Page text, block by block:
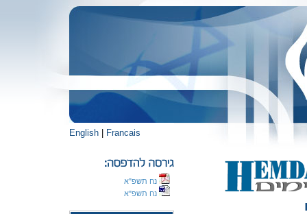
English Francais
נח תשפ"א
נח תשפ"א